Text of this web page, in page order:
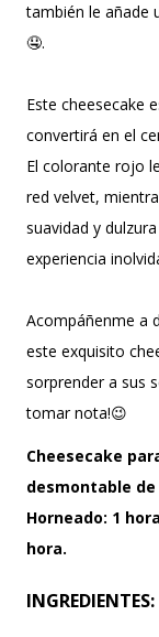
también le añade
🤤.
Este cheesecake
convertirá en el
El colorante rojo
red velvet,
suavidad y
experiencia
Acompáñenme a
este exquisito
sorprender a sus
tomar nota!😉
Cheesecake
desmontable
Horneado: 1
hora.
INGREDIENTES: